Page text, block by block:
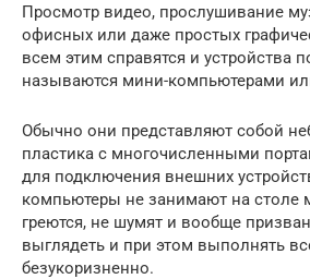
Просмотр видео, прослушивание
офисных или даже простых
всем этим справятся и устройства
называются мини-компьютерами
Обычно они представляют собой
пластика с многочисленными
для подключения внешних
компьютеры не занимают на столе
греются, не шумят и вообще
выглядеть и при этом выполнять
безукоризненно.